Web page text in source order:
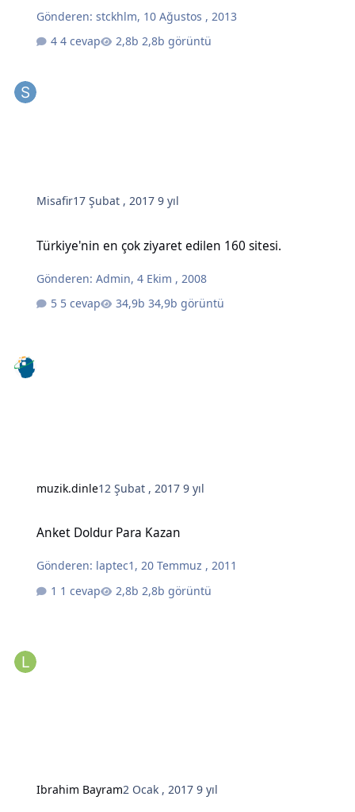
Gönderen:stckhlm, 10 Ağustos , 2013
4 cevap
2,8b görüntü
Misafir17 Şubat , 20179 yıl
Türkiye'nin en çok ziyaret edilen 160 sitesi.
Gönderen:Admin,4 Ekim , 2008
5 cevap
34,9b görüntü
muzik.dinle12 Şubat , 20179 yıl
Anket Doldur Para Kazan
Gönderen: laptec1 ,20 Temmuz , 2011
1 cevap
2,8b görüntü
Ibrahim Bayram2 Ocak , 20179 yıl